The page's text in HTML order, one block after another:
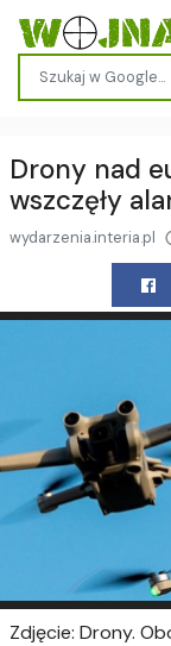
Drony nad
wszczęły
wydarzenia.interia.pl
Zdjęcie: Drony.